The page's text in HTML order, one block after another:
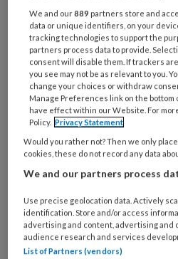
Het VN-verdrag
autonomie en
Nu de VN Nederland
een historische blik naar de
uitspraken te kijken. Kennis
van het verdrag kan
We and our889 partners store and
data or unique identifiers, on your
tracking technologies to support the
partners process data to provide.
consent will disable them. If trackers
you see may not be as relevant to you.
change your choices or withdraw
Manage Preferences link on the bottom
have effect within our Website. For
Policy. Privacy Statement
Would you rather not? Then we only
cookies, these do not record any data
We and our partners process
Use precise geolocation data. Actively
identification. Store and/or access
advertising and content, advertising and
audience research and services
List of Partners (vendors)